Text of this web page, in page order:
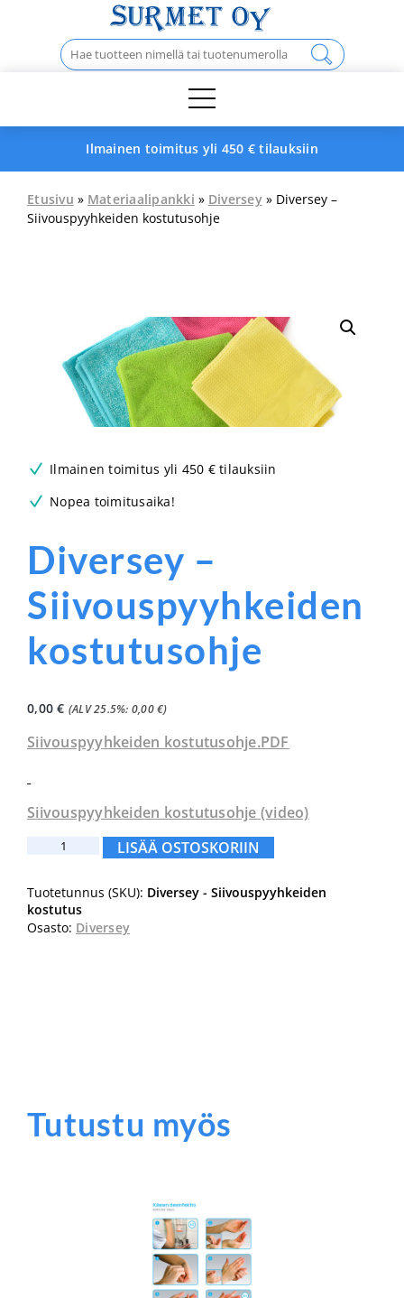
Haku:
Ilmainen toimitus yli 450 € tilauksiin
Etusivu » Materiaalipankki » Diversey» Diversey –
Siivouspyyhkeiden kostutusohje
Ilmainen toimitus yli 450 € tilauksiin
Nopea toimitusaika!
Diversey –
Siivouspyyhkeiden
kostutusohje
0,00€ (ALV 25.5%: 0,00€)
Siivouspyyhkeiden kostutusohje.PDF
Siivouspyyhkeiden kostutusohje (video)
Diversey
kostutusohje
määrä
LISÄÄ OSTOSKORIIN
Tuotetunnus (SKU): Diversey - Siivouspyyhkeiden
kostutus
Osasto: Diversey
Tutustu myös